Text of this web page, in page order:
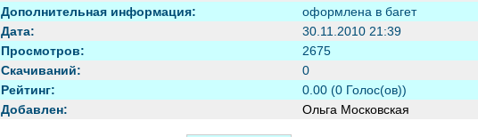
Дополнительная информация:
оформлена в багет
Дата:
30.11.2010 21:39
Просмотров:
2675
Скачиваний:
0
Рейтинг:
0.00 (0 Голос(ов))
Добавлен:
Ольга Московская